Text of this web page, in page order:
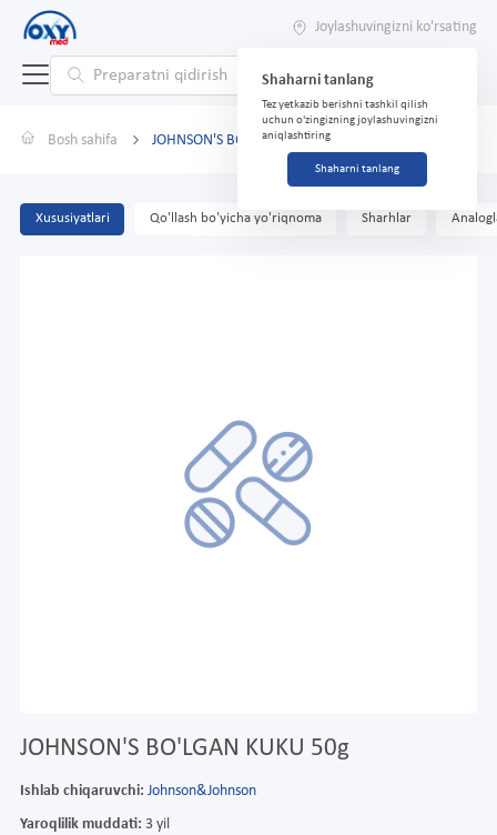
Joylashuvingizni ko'rsating
Shaharni tanlang
Tez yetkazib berishni tashkil qilish
uchun o'zingizning joylashuvingizni
aniqlashtiring
Shaharni tanlang
Bosh sahifa JOHNSON'S BO'LGAN KUKU 50g
Xususiyatlari Qo'llash bo'yicha yo'riqnoma Sharhlar
JOHNSON'S BO'LGAN KUKU 50g
Ishlab chiqaruvchi: Johnson&Johnson
Yaroqlilik muddati: 3 yil